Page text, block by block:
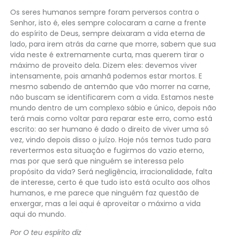
Os seres humanos sempre foram perversos contra o
Senhor, isto é, eles sempre colocaram a carne a frente
do espírito de Deus, sempre deixaram a vida eterna de
lado, para irem atrás da carne que morre, sabem que sua
vida neste é extremamente curta, mas querem tirar o
máximo de proveito dela. Dizem eles: devemos viver
intensamente, pois amanhã podemos estar mortos. E
mesmo sabendo de antemão que vão morrer na carne,
não buscam se identificarem com a vida. Estamos neste
mundo dentro de um complexo sábio e único, depois não
terá mais como voltar para reparar este erro, como está
escrito: ao ser humano é dado o direito de viver uma só
vez, vindo depois disso o juízo. Hoje nós temos tudo para
revertermos esta situação e fugirmos do vazio eterno,
mas por que será que ninguém se interessa pelo
propósito da vida? Será negligência, irracionalidade, falta
de interesse, certo é que tudo isto está oculto aos olhos
humanos, e me parece que ninguém faz questão de
enxergar, mas a lei aqui é aproveitar o máximo a vida
aqui do mundo.
Por O teu espírito diz